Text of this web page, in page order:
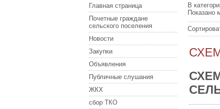
Главная страница
Почетные граждане
сельского поселения
Новости
Закупки
Объявления
Публичные слушания
ЖКХ
сбор ТКО
В
Показано